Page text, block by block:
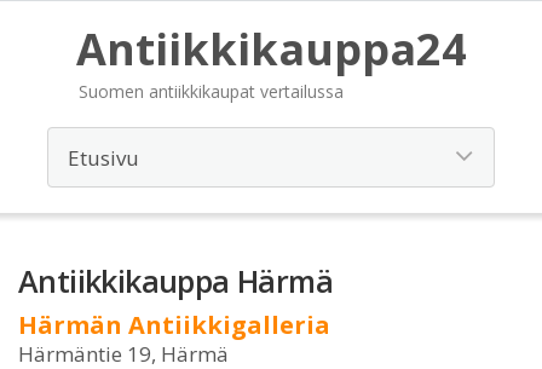
Antiikkikauppa24
Suomen antiikkikaupat vertailussa
Antiikkikauppa Härmä
Härmän Antiikkigalleria
Härmäntie 19, Härmä